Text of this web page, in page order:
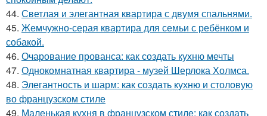
44. Светлая и элегантная квартира с двумя спальнями.
45. Жемчужно-серая квартира для семьи с ребёнком и
собакой.
46. Очарование прованса: как создать кухню мечты
47. Однокомнатная квартира - музей Шерлока Холмса.
48. Элегантность и шарм: как создать кухню и столовую
во французском стиле
49. Маленькая кухня в французском стиле: как создать